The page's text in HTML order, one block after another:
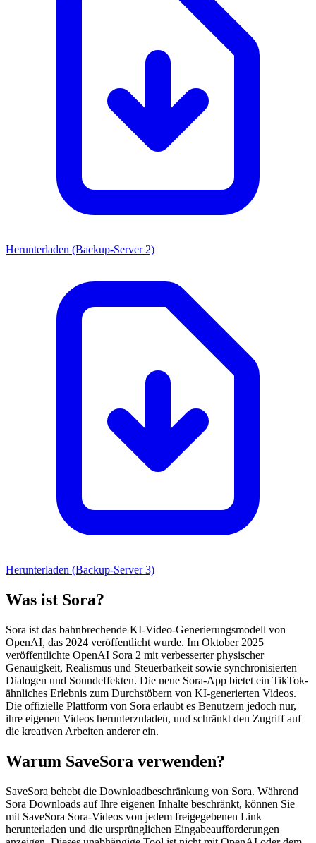
Herunterladen (Backup-Server 2)
Herunterladen (Backup-Server 3)
Was ist Sora?
Sora ist das bahnbrechende KI-Video-Generierungsmodell von
OpenAI, das 2024 veröffentlicht wurde. Im Oktober 2025
veröffentlichte OpenAI Sora 2 mit verbesserter physischer
Genauigkeit, Realismus und Steuerbarkeit sowie synchronisierten
Dialogen und Soundeffekten. Die neue Sora-App bietet ein TikTok-
ähnliches Erlebnis zum Durchstöbern von KI-generierten Videos.
Die offizielle Plattform von Sora erlaubt es Benutzern jedoch nur,
ihre eigenen Videos herunterzuladen, und schränkt den Zugriff auf
die kreativen Arbeiten anderer ein.
Warum SaveSora verwenden?
SaveSora behebt die Downloadbeschränkung von Sora. Während
Sora Downloads auf Ihre eigenen Inhalte beschränkt, können Sie
mit SaveSora Sora-Videos von jedem freigegebenen Link
herunterladen und die ursprünglichen Eingabeaufforderungen